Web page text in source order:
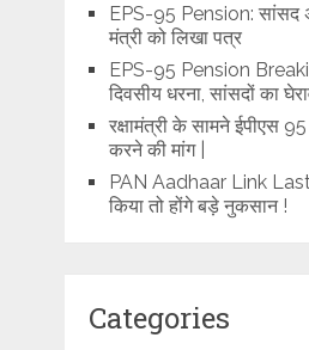
EPS-95 Pension: सांसद
मंत्री को लिखा पत्र
EPS-95 Pension
दिवसीय धरना, सांसदों का
रक्षामंत्री के सामने ईपीएस
करने की मांग |
PAN Aadhaar Link
किया तो होंगे बड़े नुकसान !
Categories